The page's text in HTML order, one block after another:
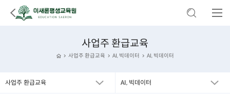
사업주 환급교육
사업주 환급교육 AI, 빅데이터 AI, 빅데이터
사업주 환급교육 AI, 빅데이터